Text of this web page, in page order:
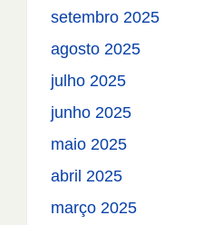
setembro 2025
agosto 2025
julho 2025
junho 2025
maio 2025
abril 2025
março 2025